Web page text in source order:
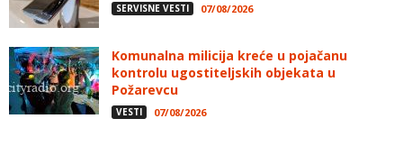
SERVISNE VESTI 07/08/2026
Komunalna milicija kreće u pojačanu
kontrolu ugostiteljskih objekata u
Požarevcu
VESTI 07/08/2026